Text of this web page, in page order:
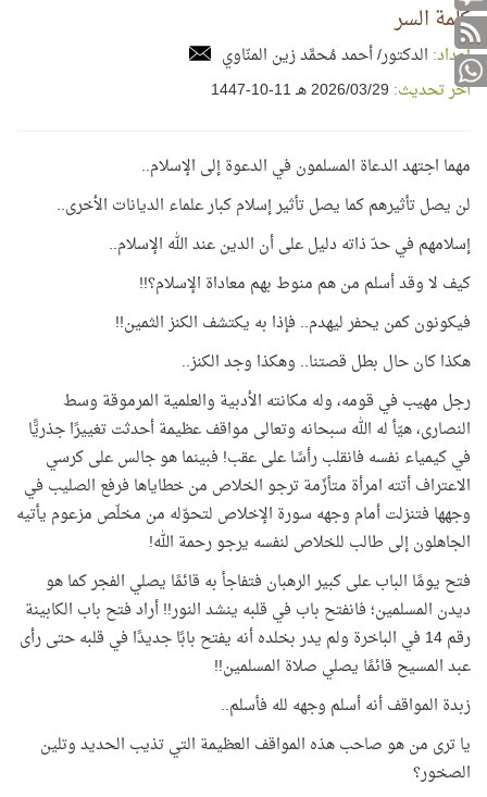
كلمة السر
إعداد: الدكتور/ أحمد مُحمَّد زين المنّاوي
آخر تحديث: 29‏/03‏/2026 هـ 11-10-1447
مهما اجتهد الدعاة المسلمون في الدعوة إلى الإسلام..
لن يصل تأثيرهم كما يصل تأثير إسلام كبار علماء الديانات الأخرى..
إسلامهم في حدّ ذاته دليل على أن الدين عند الله الإسلام..
كيف لا وقد أسلم من هم منوط بهم معاداة الإسلام؟!!
فيكونون كمن يحفر ليهدم.. فإذا به يكتشف الكنز الثمين!!
هكذا كان حال بطل قصتنا.. وهكذا وجد الكنز..
رجل مهيب في قومه، وله مكانته الأدبية والعلمية المرموقة وسط
النصارى، هيّأ له الله سبحانه وتعالى مواقف عظيمة أحدثت تغييرًا جذريًّا
في كيمياء نفسه فانقلب رأسًا على عقب! فبينما هو جالس على كرسي
الاعتراف أتته امرأة متأزّمة ترجو الخلاص من خطاياها فرفع الصليب في
وجهها فتنزلت أمام وجهه سورة الإخلاص لتحوّله من مخلّص مزعوم يأتيه
الجاهلون إلى طالب للخلاص لنفسه يرجو رحمة الله!
فتح يومًا الباب على كبير الرهبان فتفاجأ به قائمًا يصلي الفجر كما هو
ديدن المسلمين؛ فانفتح باب في قلبه ينشد النور!! أراد فتح باب الكابينة
رقم 14 في الباخرة ولم يدر بخلده أنه يفتح بابًا جديدًا في قلبه حتى رأى
عبد المسيح قائمًا يصلي صلاة المسلمين!!
زبدة المواقف أنه أسلم وجهه لله فأسلم..
يا ترى من هو صاحب هذه المواقف العظيمة التي تذيب الحديد وتلين
الصخور؟